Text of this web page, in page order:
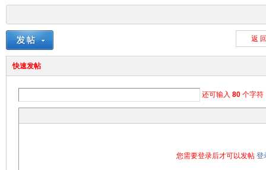
返
快速发帖
还可输入 80个字符
您需要登录后才可以发帖 登